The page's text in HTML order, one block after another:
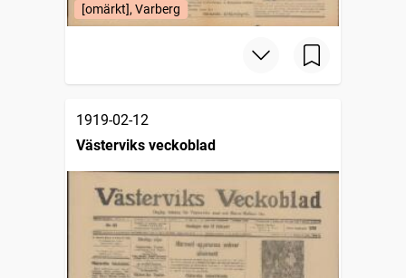
[omärkt], Varberg
1919-02-12
Västerviks veckoblad